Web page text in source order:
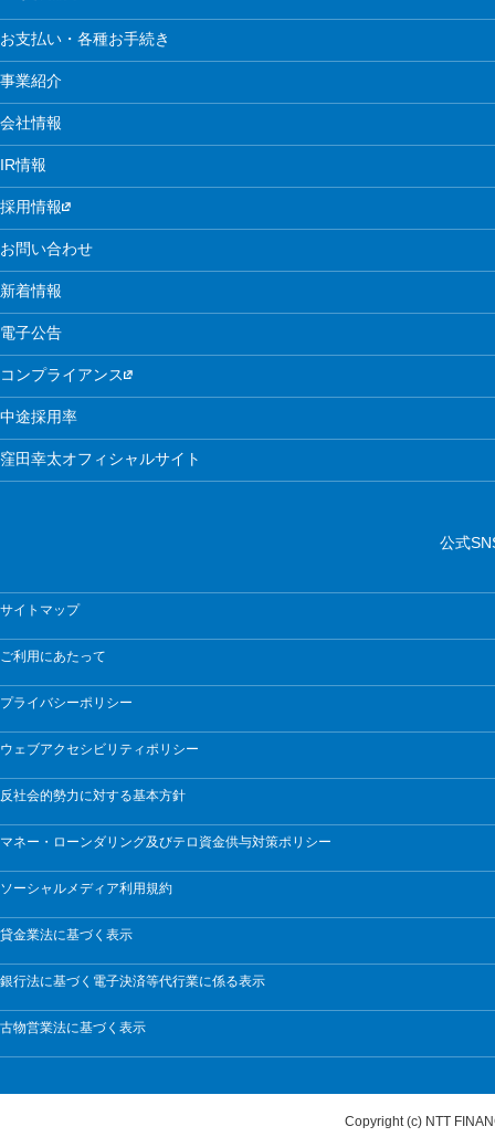
お支払い・各種お手続き
事業紹介
会社情報
IR情報
採用情報
お問い合わせ
新着情報
電子公告
コンプライアンス
中途採用率
窪田幸太オフィシャルサイト
公式
サイトマップ
ご利用にあたって
プライバシーポリシー
ウェブアクセシビリティポリシー
反社会的勢力に対する基本方針
マネー・ローンダリング及びテロ資金供与対策ポリシー
ソーシャルメディア利用規約
貸金業法に基づく表示
銀行法に基づく電子決済等代行業に係る表示
古物営業法に基づく表示
Copyright (c) NTT